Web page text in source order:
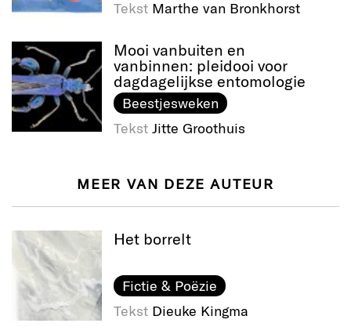
Tekst Marthe van Bronkhorst
Mooi vanbuiten en
vanbinnen: pleidooi voor
dagdagelijkse entomologie
Beestjesweken
Tekst Jitte Groothuis
MEER VAN DEZE AUTEUR
Het borrelt
Fictie & Poëzie
Tekst Dieuke Kingma